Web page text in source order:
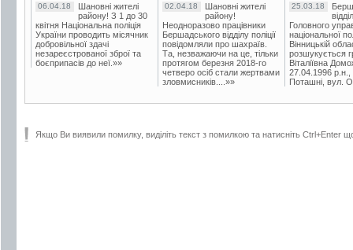
06.04.18
Шановні жителі
району! З 1 до 30
квітня Національна поліція
України проводить місячник
добровільної здачі
незареєстрованої зброї та
боєприпасів до неї.»»
02.04.18
Шановні жителі
району!
Неодноразово працівники
Бершадського відділу поліції
повідомляли про шахраїв.
Та, незважаючи на це, тільки
протягом березня 2018-го
четверо осіб стали жертвами
зловмисників....»»
25.03.18
Головного
національної
Вінницькій
розшукується
Віталіївна
27.04.1996 р.н.,
Поташні, вул.
Якщо Ви виявили помилку, виділіть текст з помилкою та натисніть Ctrl+Enter